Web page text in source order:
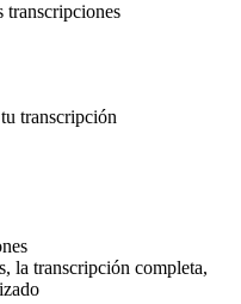
transcripciones
transcripción
la transcripción completa,